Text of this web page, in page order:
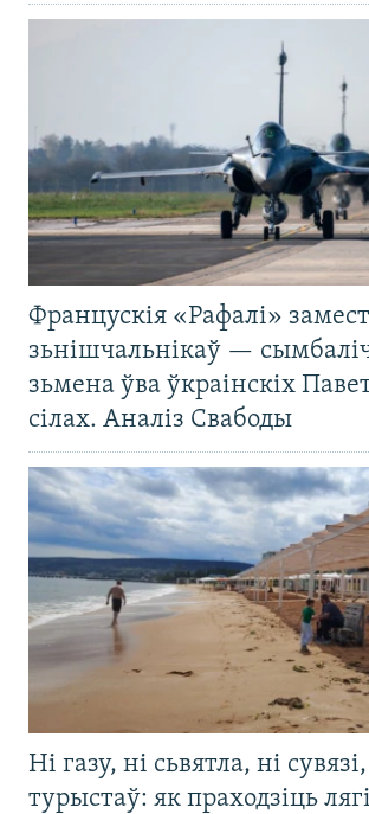
Францускія «Рафалі»
зьнішчальнікаў —
зьмена ўва ўкраінскіх
сілах. Аналіз Свабоды
Ні газу, ні сьвятла, ні
турыстаў: як праходзіць